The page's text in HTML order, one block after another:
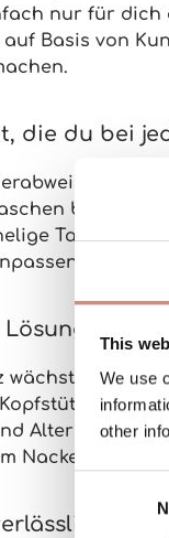
This
We use
other
nur für dich
Basis von
die du bei
bewahren
– für
von
wächst flexibel
Kopfstütze , wenn
Alter deines
Nacken